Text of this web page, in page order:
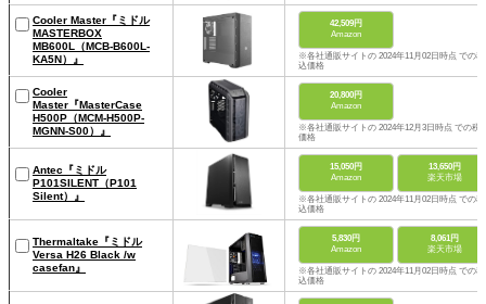
Cooler Master『ミドル
MASTERBOX
MB600L（MCB-B600L-
KA5N）』
42,509円
Amazon
※各社通販サイトの 2024年11月02日時点 での税
込価格
Cooler
Master『MasterCase
H500P（‎MCM-H500P-
MGNN-S00）』
20,800円
Amazon
※各社通販サイトの 2024年12月3日時点 での税
価格
Antec『ミドル
P101SILENT（P101
Silent）』
15,050円
Amazon
13,650円
楽天市場
※各社通販サイトの 2024年11月02日時点 での税
込価格
Thermaltake『ミドル
Versa H26 Black /w
casefan』
5,830円
Amazon
8,061円
楽天市場
※各社通販サイトの 2024年11月02日時点 での税
込価格